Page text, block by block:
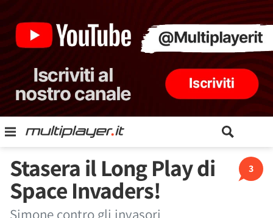
3
Stasera il Long Play di
Space Invaders!
Simone contro gli invasori